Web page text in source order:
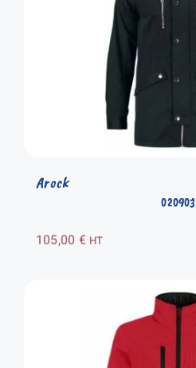
020903
Arock
105,00 € HT